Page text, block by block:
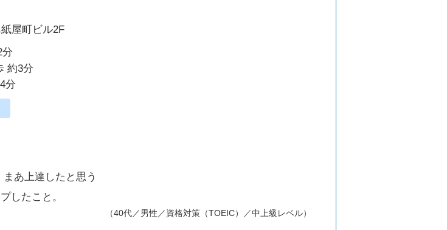
屋町ビル2F
約3分
分
まあ上達したと思う
したこと。
（40代／男性／資格対策（TOEIC）／中上級レベル）